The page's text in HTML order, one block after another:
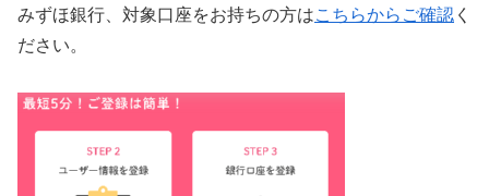
みずほ銀行、対象口座をお持ちの方はこちらからご確認 く
ださい。